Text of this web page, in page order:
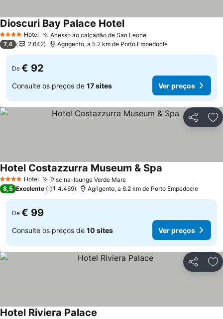
4 EstrelasHotel Acesso ao calçadão de San Leone
Dioscuri Bay Palace Hotel
7,4 2.642 Agrigento, a 5.2 km de Porto Empedocle
De € 92
Consulte os preços de 17 sites Ver preços
Partilhar
4 EstrelasHotel Piscina-lounge Verde Mare
Hotel Costazzurra Museum & Spa
8,5 Excelente 4.469 Agrigento, a 6.2 km de Porto Empedocle
De € 99
Consulte os preços de 10 sites Ver preços
Partilhar
Hotel Riviera Palace